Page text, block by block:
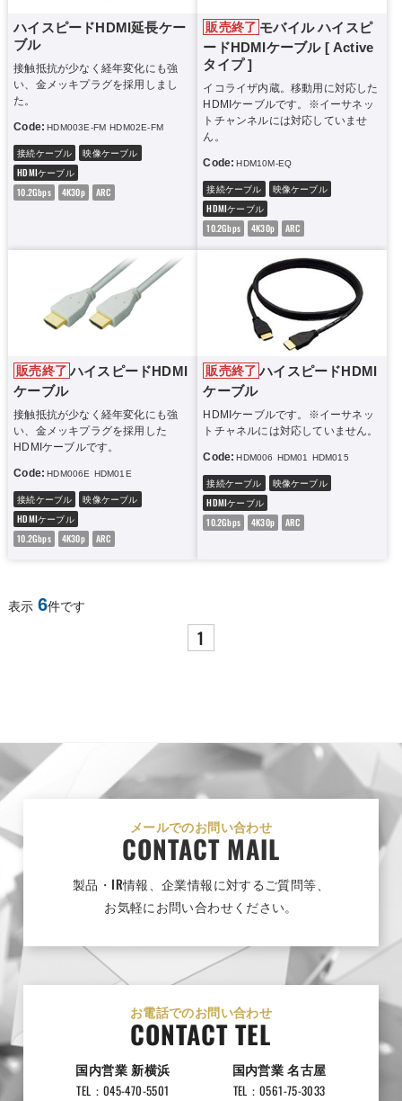
ハイスピードHDMI延長ケー
ブル
接触抵抗が少なく経年変化にも強
い、金メッキプラグを採用しまし
た。
Code: HDM003E-FM HDM02E-FM
接続ケーブル
映像ケーブル
HDMIケーブル
10.2Gbps
4K30p ARC
販売終了 モバイル ハイスピ
ードHDMIケーブル [ Active
タイプ ]
イコライザ内蔵。移動用に対応した
HDMIケーブルです。※イーサネッ
トチャンネルには対応していませ
ん。
Code: HDM10M-EQ
接続ケーブル
映像ケーブル
HDMIケーブル
10.2Gbps
4K30p ARC
販売終了 ハイスピードHDMI
ケーブル
接触抵抗が少なく経年変化にも強
い、金メッキプラグを採用した
HDMIケーブルです。
Code: HDM006E HDM01E HDM02E HDM03E HDM05E
接続ケーブル
映像ケーブル
HDMIケーブル
10.2Gbps
4K30p ARC
販売終了 ハイスピードHDMI
ケーブル
HDMIケーブルです。※イーサネッ
トチャネルには対応していません。
Code: HDM006 HDM01 HDM015
接続ケーブル
映像ケーブル
HDMIケーブル
10.2Gbps
4K30p ARC
表示 6件です
1
メールでのお問い合わせ
CONTACT MAIL
製品・IR情報、企業情報に対するご質問等、
お気軽にお問い合わせください。
お電話でのお問い合わせ
CONTACT TEL
国内営業 新横浜
TEL：045-470-5501
国内営業 名古屋
TEL：0561-75-3033